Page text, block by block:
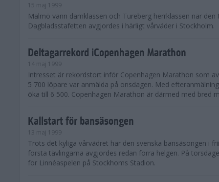
15 maj 1999
Malmö vann damklassen och Tureberg herrklassen när den
Dagbladsstafetten avgjordes i härligt vårväder i Stockholm.
Deltagarrekord iCopenhagen Marathon
14 maj 1999
Intresset är rekordstort inför Copenhagen Marathon som
5 700 löpare var anmälda på onsdagen. Med
öka till 6 500. Copenhagen Marathon är därmed med bred
Kallstart för bansäsongen
13 maj 1999
Trots det kyliga vårvädret har den svenska bansäsongen i
första tävlingarna avgjordes redan förra helgen. På
för Linnéaspelen på Stockhoms Stadion.